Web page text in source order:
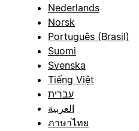
Nederlands
Norsk
Português (Brasil)
Suomi
Svenska
Tiếng Việt
עברית
العربية
ภาษาไทย